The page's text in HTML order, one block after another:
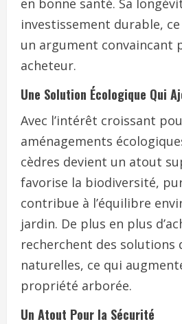
en bonne santé. Sa
investissement durable,
un argument convaincant
acheteur.
Une Solution Écologique Qui
Avec l’intérêt croissant
aménagements
cèdres devient un atout
favorise la biodiversité,
contribue à l’équilibre
jardin. De plus en plus
recherchent des solutions
naturelles, ce qui
propriété arborée.
Un Atout Pour la Sécurité